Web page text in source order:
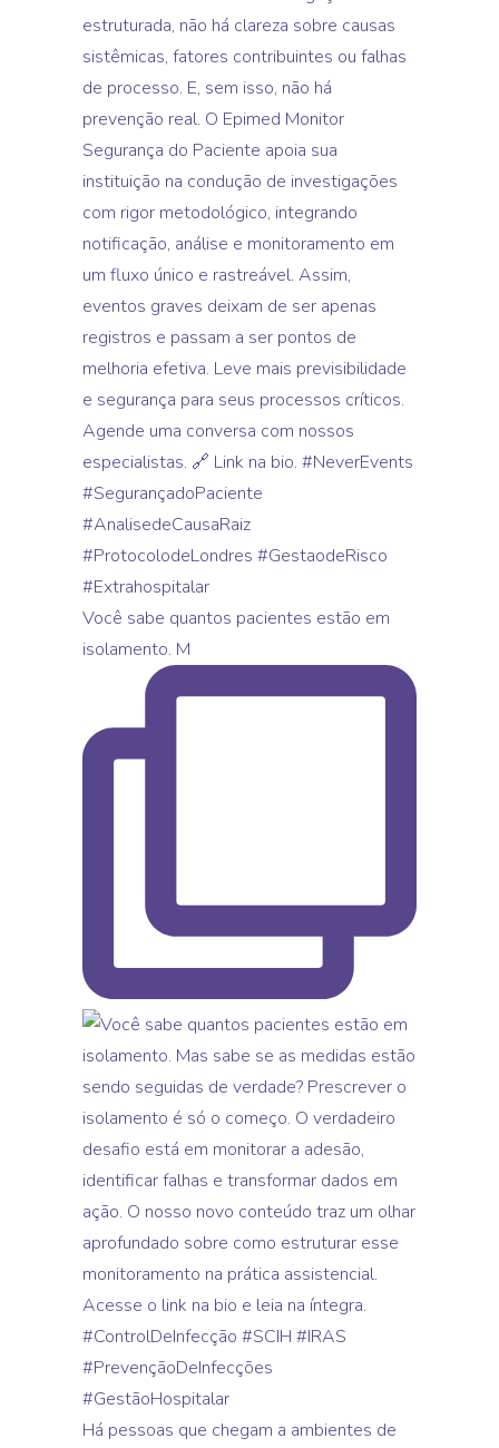
Você sabe quantos pacientes estão em
isolamento. M
Há pessoas que chegam a ambientes de